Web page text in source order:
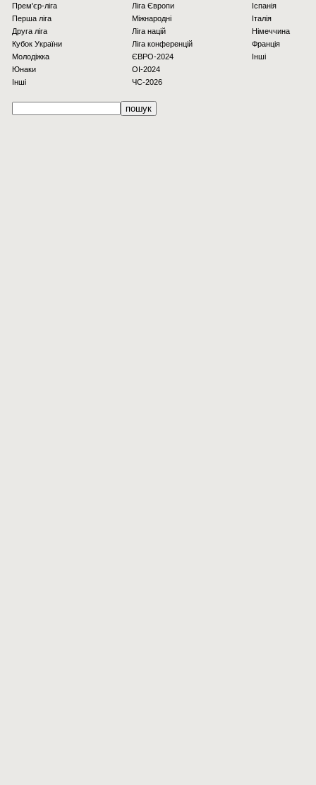
Прем'єр-ліга
Перша ліга
Друга ліга
Кубок України
Молодіжка
Юнаки
Інші
Ліга Європи
Міжнародні
Ліга націй
Ліга конференцій
ЄВРО-2024
OI-2024
ЧС-2026
Іспанія
Італія
Німеччина
Франція
Інші